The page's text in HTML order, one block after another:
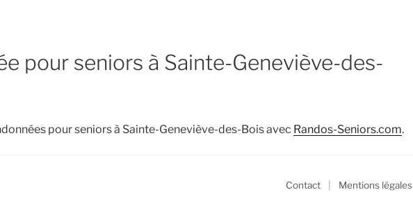
pour seniors à Sainte-Geneviève-des-
pour seniors à Sainte-Geneviève-des-Bois avec Randos-Seniors.com.
Contact Mentions légales